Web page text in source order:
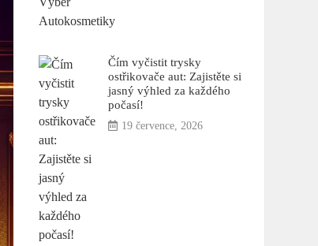
Čím vyčistit trysky
ostřikovače aut: Zajistěte si
jasný výhled za každého
počasí!
19 července, 2026